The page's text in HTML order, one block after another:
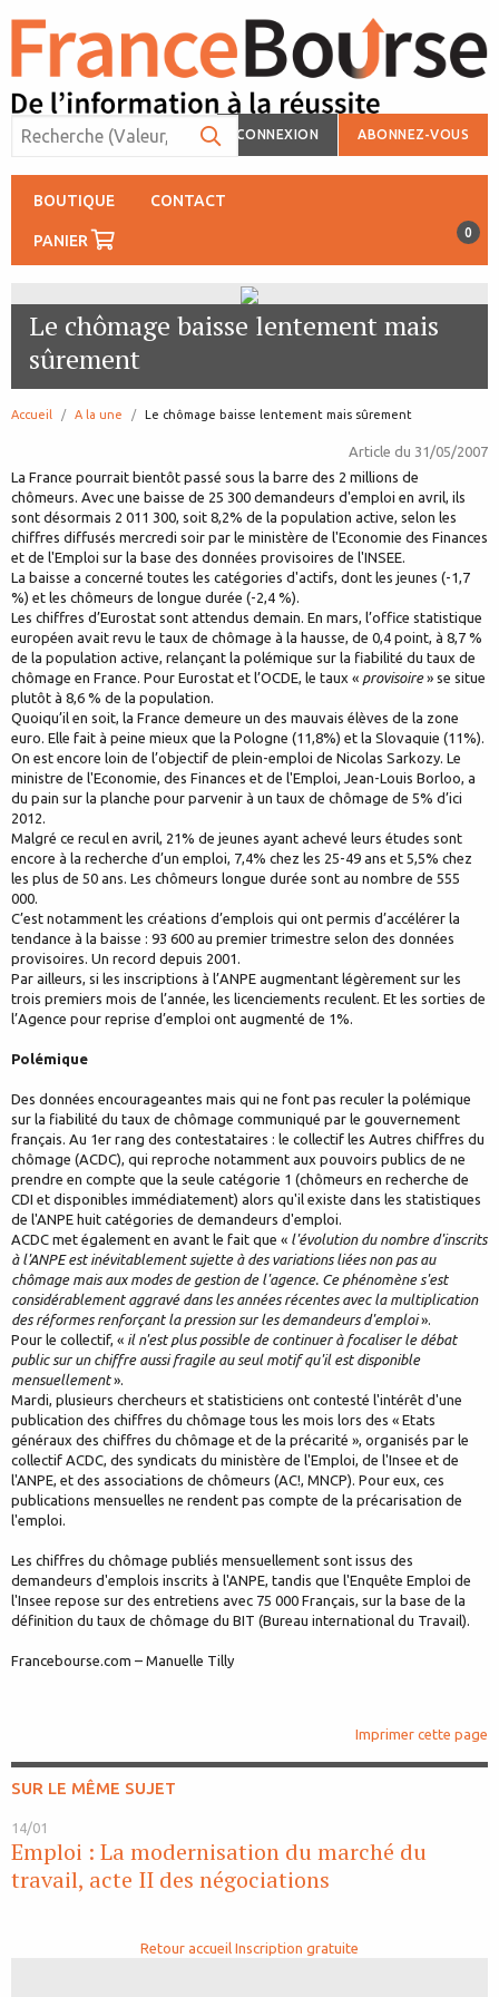
CONNEXION ABONNEZ-VOUS
BOUTIQUE CONTACT
PANIER 0
Le chômage baisse lentement mais
sûrement
Accueil A la une page:
Le chômage baisse lentement mais sûrement
Article du 31/05/2007
La France pourrait bientôt passé sous la barre des 2 millions de
chômeurs. Avec une baisse de 25 300 demandeurs d'emploi en avril, ils
sont désormais 2 011 300, soit 8,2% de la population active, selon les
chiffres diffusés mercredi soir par le ministère de l'Economie des Finances
et de l'Emploi sur la base des données provisoires de l'INSEE.
La baisse a concerné toutes les catégories d'actifs, dont les jeunes (-1,7
%) et les chômeurs de longue durée (-2,4 %).
Les chiffres d’Eurostat sont attendus demain. En mars, l’office statistique
européen avait revu le taux de chômage à la hausse, de 0,4 point, à 8,7 %
de la population active, relançant la polémique sur la fiabilité du taux de
chômage en France. Pour Eurostat et l’OCDE, le taux « provisoire» se situe
plutôt à 8,6 % de la population.
Quoiqu’il en soit, la France demeure un des mauvais élèves de la zone
euro. Elle fait à peine mieux que la Pologne (11,8%) et la Slovaquie (11%).
On est encore loin de l’objectif de plein-emploi de Nicolas Sarkozy. Le
ministre de l'Economie, des Finances et de l'Emploi, Jean-Louis Borloo, a
du pain sur la planche pour parvenir à un taux de chômage de 5% d’ici
2012.
Malgré ce recul en avril, 21% de jeunes ayant achevé leurs études sont
encore à la recherche d’un emploi, 7,4% chez les 25-49 ans et 5,5% chez
les plus de 50 ans. Les chômeurs longue durée sont au nombre de 555
000.
C’est notamment les créations d’emplois qui ont permis d’accélérer la
tendance à la baisse : 93 600 au premier trimestre selon des données
provisoires. Un record depuis 2001.
Par ailleurs, si les inscriptions à l’ANPE augmentant légèrement sur les
trois premiers mois de l’année, les licenciements reculent. Et les sorties de
l’Agence pour reprise d’emploi ont augmenté de 1%.
Polémique
Des données encourageantes mais qui ne font pas reculer la polémique
sur la fiabilité du taux de chômage communiqué par le gouvernement
français. Au 1er rang des contestataires : le collectif les Autres chiffres du
chômage (ACDC), qui reproche notamment aux pouvoirs publics de ne
prendre en compte que la seule catégorie 1 (chômeurs en recherche de
CDI et disponibles immédiatement) alors qu'il existe dans les statistiques
de l'ANPE huit catégories de demandeurs d'emploi.
ACDC met également en avant le fait que « l'évolution du nombre d'inscrits
à l'ANPE est inévitablement sujette à des variations liées non pas au
chômage mais aux modes de gestion de l'agence. Ce phénomène s'est
considérablement aggravé dans les années récentes avec la multiplication
des réformes renforçant la pression sur les demandeurs d'emploi».
Pour le collectif, « il n'est plus possible de continuer à focaliser le débat
public sur un chiffre aussi fragile au seul motif qu'il est disponible
mensuellement».
Mardi, plusieurs chercheurs et statisticiens ont contesté l'intérêt d'une
publication des chiffres du chômage tous les mois lors des « Etats
généraux des chiffres du chômage et de la précarité », organisés par le
collectif ACDC, des syndicats du ministère de l'Emploi, de l'Insee et de
l'ANPE, et des associations de chômeurs (AC!, MNCP). Pour eux, ces
publications mensuelles ne rendent pas compte de la précarisation de
l'emploi.
Les chiffres du chômage publiés mensuellement sont issus des
demandeurs d'emplois inscrits à l'ANPE, tandis que l'Enquête Emploi de
l'Insee repose sur des entretiens avec 75 000 Français, sur la base de la
définition du taux de chômage du BIT (Bureau international du Travail).
Francebourse.com – Manuelle Tilly
Imprimer cette page
SUR LE MÊME SUJET
14/01
Emploi : La modernisation du marché du
travail, acte II des négociations
Retour accueil Inscription gratuite